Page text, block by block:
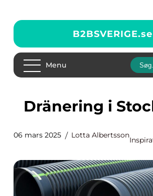
B2BSVERIGE.se
Menu
Dränering i
06 mars 2025 Lotta Albertsson